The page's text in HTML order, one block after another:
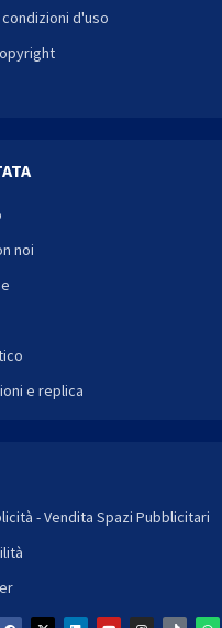
d'uso
noi
e replica
- Vendita Spazi Pubblicitari